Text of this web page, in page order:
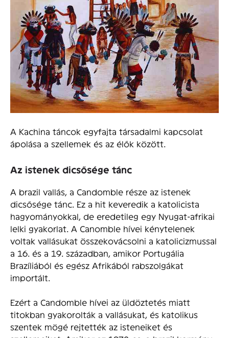
A Kachina táncok egyfajta társadalmi kapcsolat
ápolása a szellemek és az élők között.
Az istenek dicsősége tánc
A brazil vallás, a Candomble része az istenek
dicsősége tánc. Ez a hit keveredik a katolicista
hagyományokkal, de eredetileg egy Nyugat-afrikai
lelki gyakorlat. A Canomble hívei kénytelenek
voltak vallásukat összekovácsolni a katolicizmussal
a 16. és a 19. században, amikor Portugália
Brazíliából és egész Afrikából rabszolgákat
importált.
Ezért a Candomble hívei az üldöztetés miatt
titokban gyakorolták a vallásukat, és katolikus
szentek mögé rejtették az isteneiket és